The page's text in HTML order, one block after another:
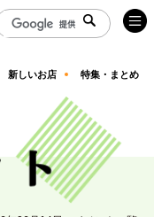
新しいお店 特集・まとめ